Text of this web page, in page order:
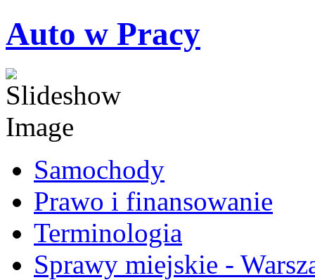
Auto w Pracy
Samochody
Prawo i finansowanie
Terminologia
Sprawy miejskie -